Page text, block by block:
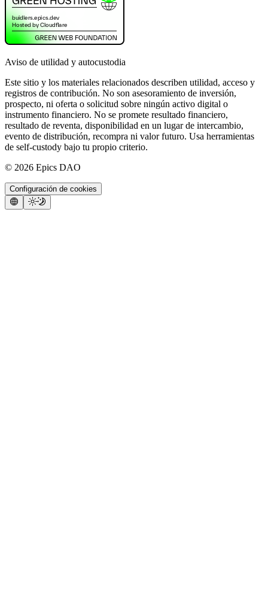
Aviso de utilidad y autocustodia
Este sitio y los materiales relacionados describen utilidad, acceso y
registros de contribución. No son asesoramiento de inversión,
prospecto, ni oferta o solicitud sobre ningún activo digital o
instrumento financiero. No se promete resultado financiero,
resultado de reventa, disponibilidad en un lugar de intercambio,
evento de distribución, recompra ni valor futuro. Usa herramientas
de self-custody bajo tu propio criterio.
© 2026 Epics DAO
Configuración de cookies